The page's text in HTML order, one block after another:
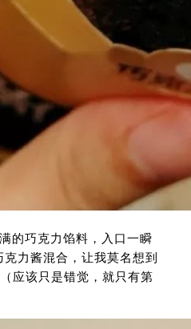
的巧克力馅料，入口一瞬
力酱混合，让我莫名想到
应该只是错觉，就只有第